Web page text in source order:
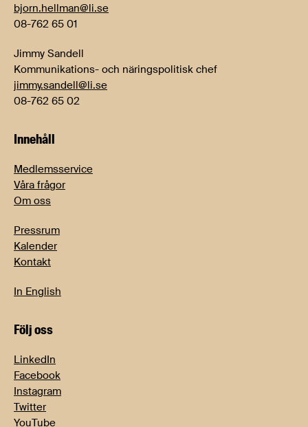
bjorn.hellman@li.se
08-762 65 01
Jimmy Sandell
Kommunikations- och näringspolitisk chef
jimmy.sandell@li.se
08-762 65 02
Innehåll
Medlemsservice
Våra frågor
Om oss
Pressrum
Kalender
Kontakt
In English
Följ oss
LinkedIn
Facebook
Instagram
Twitter
YouTube